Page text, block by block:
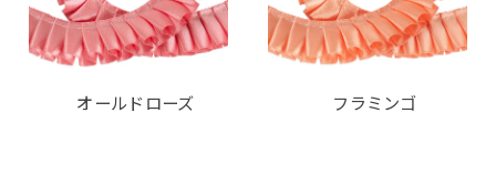
オールドローズ フラミンゴ